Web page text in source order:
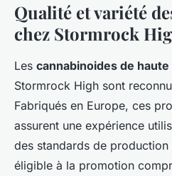
Qualité et variété
chez Stormrock
Les cannabinoides de haute
Stormrock High sont
Fabriqués en Europe, ces
assurent une expérience
des standards de production
éligible à la promotion